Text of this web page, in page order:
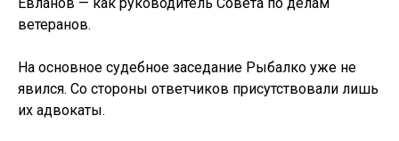
Евланов — как руководитель Совета по делам
ветеранов.
На основное судебное заседание Рыбалко уже не
явился. Со стороны ответчиков присутствовали лишь
их адвокаты.